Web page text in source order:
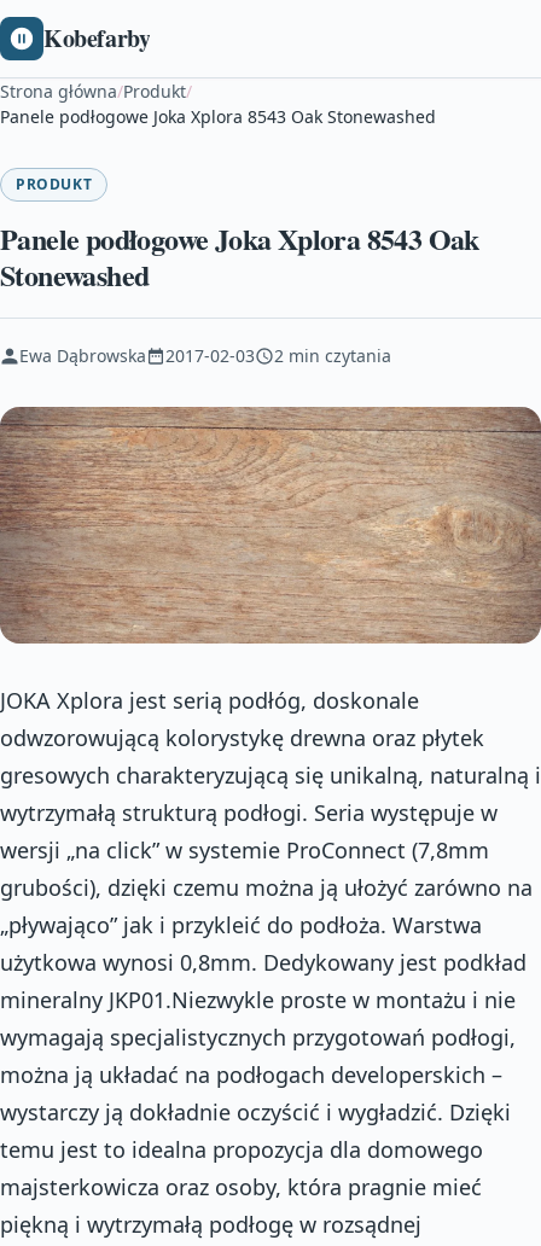
Kobefarby
Strona główna/Produkt/
Panele podłogowe Joka Xplora 8543 Oak Stonewashed
PRODUKT
Panele podłogowe Joka Xplora 8543 Oak
Stonewashed
Ewa Dąbrowska 2017-02-03 2 min czytania
JOKA Xplora jest serią podłóg, doskonale
odwzorowującą kolorystykę drewna oraz płytek
gresowych charakteryzującą się unikalną, naturalną i
wytrzymałą strukturą podłogi. Seria występuje w
wersji „na click” w systemie ProConnect (7,8mm
grubości), dzięki czemu można ją ułożyć zarówno na
„pływająco” jak i przykleić do podłoża. Warstwa
użytkowa wynosi 0,8mm. Dedykowany jest podkład
mineralny JKP01.Niezwykle proste w montażu i nie
wymagają specjalistycznych przygotowań podłogi,
można ją układać na podłogach developerskich –
wystarczy ją dokładnie oczyścić i wygładzić. Dzięki
temu jest to idealna propozycja dla domowego
majsterkowicza oraz osoby, która pragnie mieć
piękną i wytrzymałą podłogę w rozsądnej